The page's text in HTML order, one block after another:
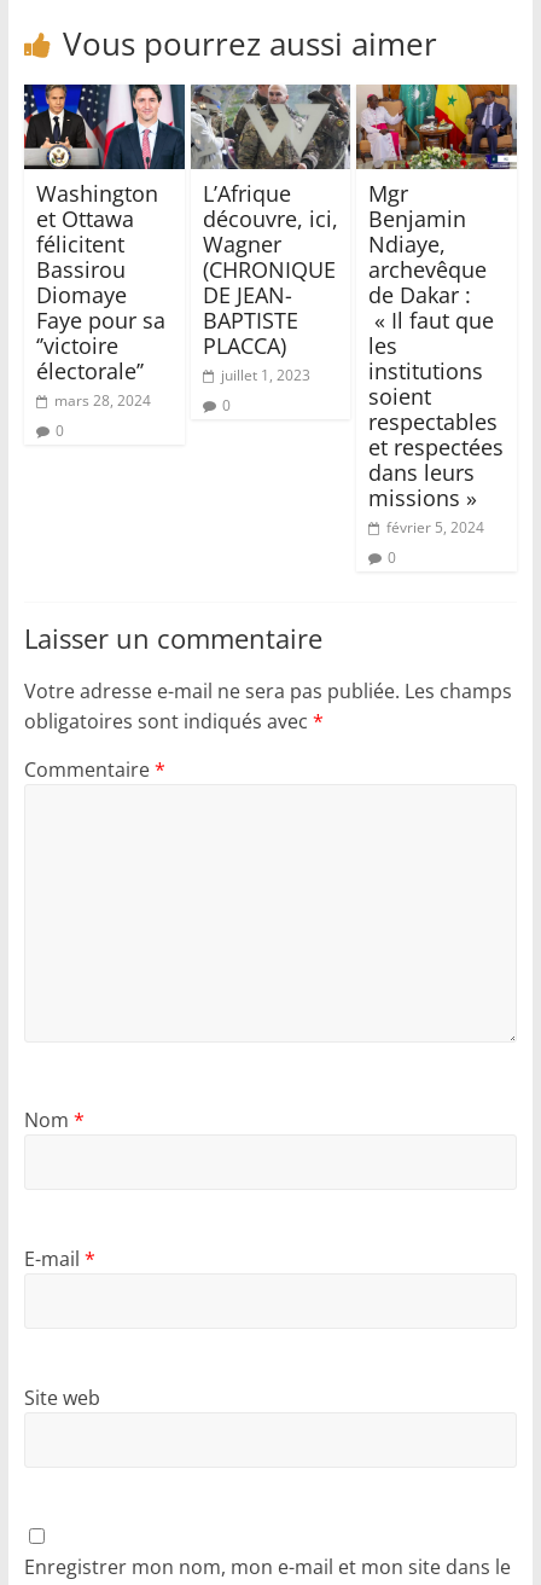
Vous pourrez aussi aimer
Washington
et Ottawa
félicitent
Bassirou
Diomaye
Faye pour sa
‘’victoire
électorale’’
mars 28, 2024
0
L’Afrique
découvre, ici,
Wagner
(CHRONIQUE
DE JEAN-
BAPTISTE
PLACCA)
juillet 1, 2023
0
Mgr
Benjamin
Ndiaye,
archevêque
de Dakar :
« Il faut que
les
institutions
soient
respectables
et respectées
dans leurs
missions »
février 5, 2024
0
Laisser un commentaire
Votre adresse e-mail ne sera pas publiée. Les champs
obligatoires sont indiqués avec *
Commentaire*
Nom *
E-mail *
Site web
Enregistrer mon nom, mon e-mail et mon site dans le